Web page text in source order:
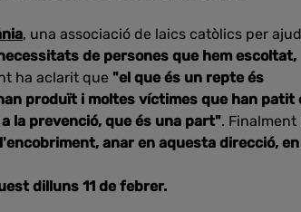
, una associació de laics catòlics per
de persones que hem escoltat,
ha aclarit que "el que és un repte és
produït i moltes víctimes que han patit
la prevenció, que és una part". Finalment
anar en aquesta direcció, en
dilluns 11 de febrer.